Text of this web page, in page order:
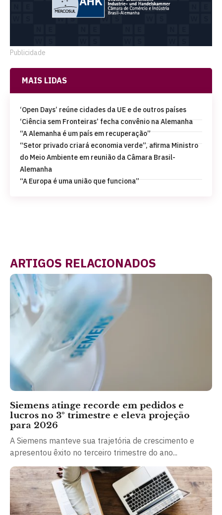
Publicidade
MAIS LIDAS
‘Open Days’ reúne cidades da UE e de outros países
‘Ciência sem Fronteiras’ fecha convênio na Alemanha
“A Alemanha é um país em recuperação”
“Setor privado criará economia verde”, afirma Ministro
do Meio Ambiente em reunião da Câmara Brasil-
Alemanha
“A Europa é uma união que funciona”
ARTIGOS RELACIONADOS
Siemens atinge recorde em pedidos e
lucros no 3º trimestre e eleva projeção
para 2026
A Siemens manteve sua trajetória de crescimento e
apresentou êxito no terceiro trimestre do ano...